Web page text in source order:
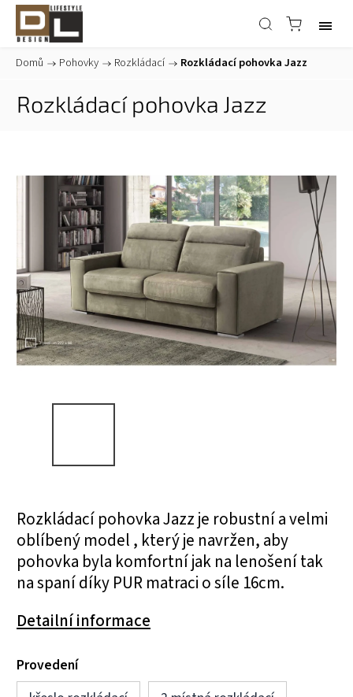
Domů / Pohovky / Rozkládací / Rozkládací pohovka Jazz
Rozkládací pohovka Jazz
Rozkládací pohovka Jazz je robustní a velmi
oblíbený model , který je navržen, aby
pohovka byla komfortní jak na lenošení tak
na spaní díky PUR matraci o síle 16cm.
Detailní informace
Provedení